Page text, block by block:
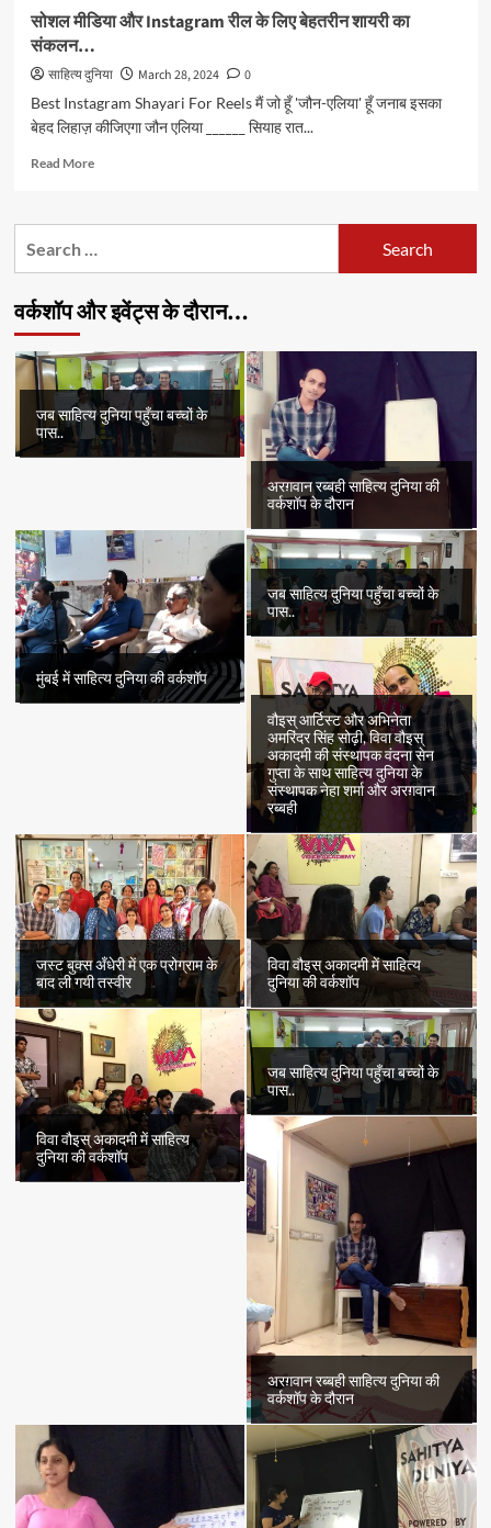
सोशल मीडिया और Instagram रील के लिए बेहतरीन शायरी का
संकलन…
साहित्य दुनिया March 28, 2024
0
Best Instagram Shayari For Reels मैं जो हूँ 'जौन-एलिया' हूँ जनाब इसका
बेहद लिहाज़ कीजिएगा जौन एलिया ______ सियाह रात...
Read MoreRead
सोशल
रील
लिए
बेहतरीन
शायरी
का
संकलन…
वर्कशॉप और इवेंट्स के दौरान…
जब साहित्य दुनिया पहुँचा बच्चों के
पास..
अरग़वान रब्बही साहित्य दुनिया की
वर्कशॉप के दौरान
मुंबई में साहित्य दुनिया की वर्कशॉप
जब साहित्य दुनिया पहुँचा बच्चों के
पास..
वौइस् आर्टिस्ट और अभिनेता
अमरिंदर सिंह सोढ़ी, विवा वौइस्
अकादमी की संस्थापक वंदना सेन
गुप्ता के साथ साहित्य दुनिया के
संस्थापक नेहा शर्मा और अरग़वान
रब्बही
जस्ट बुक्स अँधेरी में एक प्रोग्राम के
बाद ली गयी तस्वीर
विवा वौइस् अकादमी में साहित्य
दुनिया की वर्कशॉप
विवा वौइस् अकादमी में साहित्य
दुनिया की वर्कशॉप
जब साहित्य दुनिया पहुँचा बच्चों के
पास..
अरग़वान रब्बही साहित्य दुनिया की
वर्कशॉप के दौरान